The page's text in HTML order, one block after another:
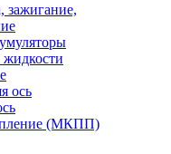
зажигание,
ось
(МКПП)